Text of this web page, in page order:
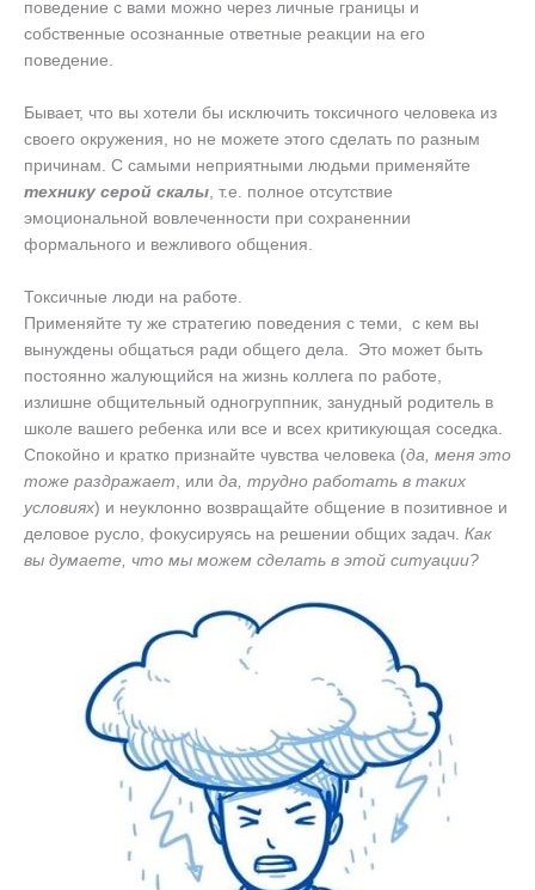
поведение с вами можно через личные границы и
собственные осознанные ответные реакции на его
поведение.
Бывает, что вы хотели бы исключить токсичного человека из
своего окружения, но не можете этого сделать по разным
причинам. С самыми неприятными людьми применяйте
технику серой скалы , т.е. полное отсутствие
эмоциональной вовлеченности при сохраненнии
формального и вежливого общения.
Токсичные люди на работе.
Применяйте ту же стратегию поведения с теми, с кем вы
вынуждены общаться ради общего дела. Это может быть
постоянно жалующийся на жизнь коллега по работе,
излишне общительный одногруппник, занудный родитель в
школе вашего ребенка или все и всех критикующая соседка.
Спокойно и кратко признайте чувства человека (да, меня это
тоже раздражает , или да, трудно работать в таких
условиях) и неуклонно возвращайте общение в позитивное и
деловое русло, фокусируясь на решении общих задач. Как
вы думаете, что мы можем сделать в этой ситуации?